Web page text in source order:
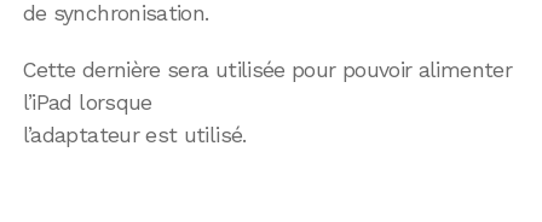
de synchronisation.
Cette dernière sera utilisée pour pouvoir alimenter
l’iPad lorsque
l’adaptateur est utilisé.